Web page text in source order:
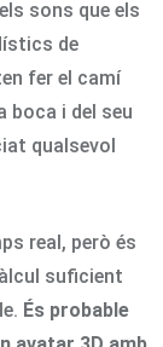
sons que els
de
fer el camí
boca i del seu
qualsevol
real, però és
suficient
És probable